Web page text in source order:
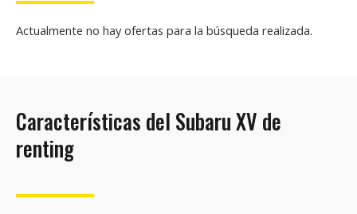
Actualmente no hay ofertas para la búsqueda realizada.
Características del Subaru XV de
renting